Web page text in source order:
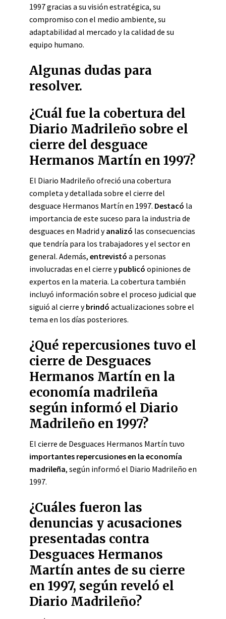
1997 gracias a su visión estratégica, su
compromiso con el medio ambiente, su
adaptabilidad al mercado y la calidad de su
equipo humano.
Algunas dudas para
resolver.
¿Cuál fue la cobertura del
Diario Madrileño sobre el
cierre del desguace
Hermanos Martín en 1997?
El Diario Madrileño ofreció una cobertura
completa y detallada sobre el cierre del
desguace Hermanos Martín en 1997. Destacó la
importancia de este suceso para la industria de
desguaces en Madrid yanalizó las consecuencias
que tendría para los trabajadores y el sector en
general. Además, entrevistó a personas
involucradas en el cierre ypublicó opiniones de
expertos en la materia. La cobertura también
incluyó información sobre el proceso judicial que
siguió al cierre ybrindó actualizaciones sobre el
tema en los días posteriores.
¿Qué repercusiones tuvo el
cierre de Desguaces
Hermanos Martín en la
economía madrileña
según informó el Diario
Madrileño en 1997?
El cierre de Desguaces Hermanos Martín tuvo
importantes repercusiones en la economía
madrileña, según informó el Diario Madrileño en
1997.
¿Cuáles fueron las
denuncias y acusaciones
presentadas contra
Desguaces Hermanos
Martín antes de su cierre
en 1997, según reveló el
Diario Madrileño?